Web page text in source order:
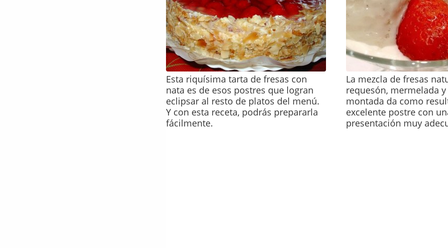
Esta riquísima tarta de fresas con
nata es de esos postres que logran
eclipsar al resto de platos del menú.
Y con esta receta, podrás prepararla
fácilmente.
La mezcla de fresas
requesón, mermelada
montada da como
excelente postre con
presentación muy